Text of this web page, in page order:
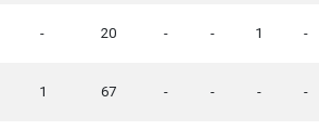
- 20 - - 1 -
1 67 - - - -